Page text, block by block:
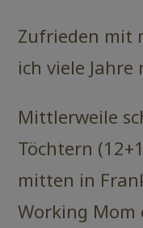
Zufrieden mit
ich viele Jahre
Mittlerweile
Töchtern
mitten in
Working Mom